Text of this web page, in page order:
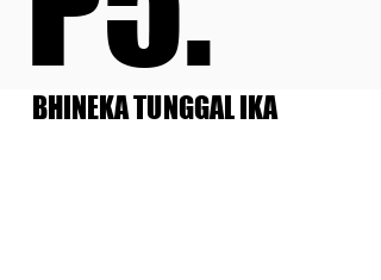
BHINEKA TUNGGAL IKA
BHINEKA TUNGGAL IKA